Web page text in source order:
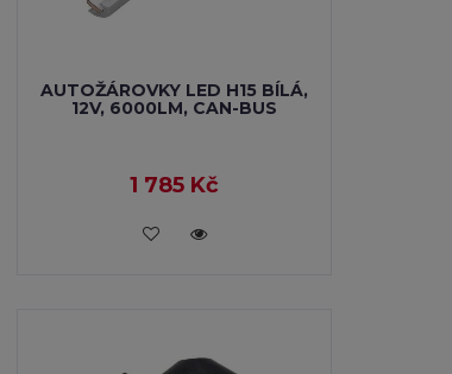
AUTOŽÁROVKY LED H15 BÍLÁ,
12V, 6000LM, CAN-BUS
1 785 Kč
VLOŽIT DO KOŠÍKU